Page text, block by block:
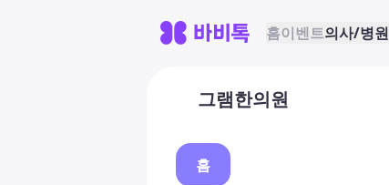
홈이벤트의사/병원
그램한의원
홈